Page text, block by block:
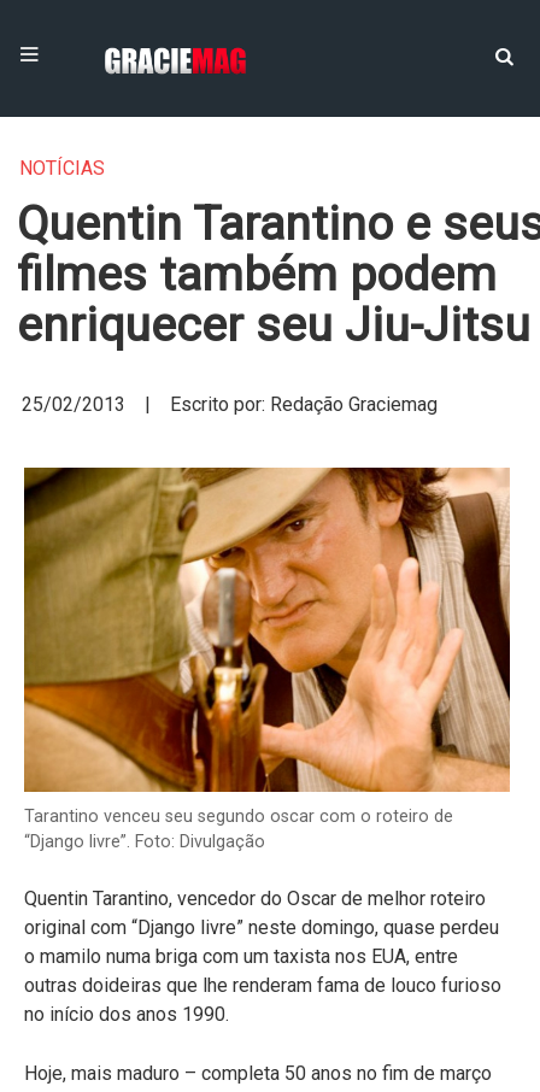
NOTÍCIAS
Quentin Tarantino e
filmes também podem
enriquecer seu Jiu-Jitsu
25/02/2013 | Escrito por: Redação Graciemag
Tarantino venceu seu segundo oscar com o roteiro de
“Django livre”. Foto: Divulgação
Quentin Tarantino, vencedor do Oscar de melhor roteiro
original com “Django livre” neste domingo, quase perdeu
o mamilo numa briga com um taxista nos EUA, entre
outras doideiras que lhe renderam fama de louco furioso
no início dos anos 1990.
Hoje, mais maduro – completa 50 anos no fim de março